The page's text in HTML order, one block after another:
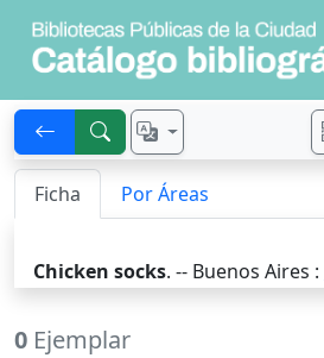
Ficha Por Áreas
Chicken socks. -- Buenos Aires :
0 Ejemplar